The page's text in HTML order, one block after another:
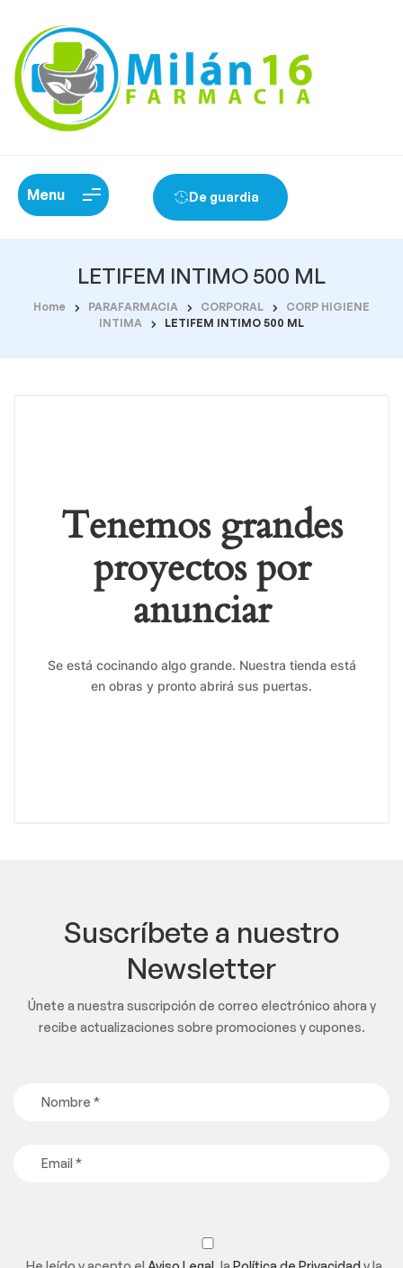
Menu De guardia
LETIFEM INTIMO 500 ML
Home PARAFARMACIA CORPORAL
CORP HIGIENE
INTIMA
LETIFEM INTIMO 500 ML
Tenemos grandes
proyectos por
anunciar
Se está cocinando algo grande. Nuestra tienda está
en obras y pronto abrirá sus puertas.
Suscríbete a nuestro
Newsletter
Únete a nuestra suscripción de correo electrónico ahora y
recibe actualizaciones sobre promociones y cupones.